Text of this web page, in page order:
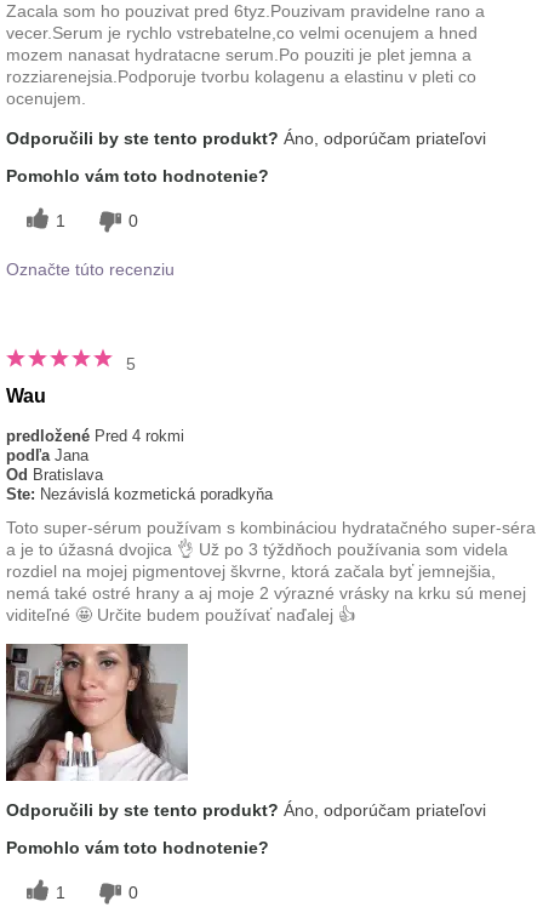
Zacala som ho pouzivat pred 6tyz.Pouzivam pravidelne rano a
vecer.Serum je rychlo vstrebatelne,co velmi ocenujem a hned
mozem nanasat hydratacne serum.Po pouziti je plet jemna a
rozziarenejsia.Podporuje tvorbu kolagenu a elastinu v pleti co
ocenujem.
Odporučili by ste tento produkt? Áno, odporúčam priateľovi
Pomohlo vám toto hodnotenie?
1 0
Označte túto recenziu
5
Wau
predložené Pred 4 rokmi
podľa Jana
Od Bratislava
Ste: Nezávislá kozmetická poradkyňa
Toto super-sérum používam s kombináciou hydratačného super-séra
a je to úžasná dvojica 👌 Už po 3 týždňoch používania som videla
rozdiel na mojej pigmentovej škvrne, ktorá začala byť jemnejšia,
nemá také ostré hrany a aj moje 2 výrazné vrásky na krku sú menej
viditeľné 🤩 Určite budem používať naďalej 👍
Odporučili by ste tento produkt? Áno, odporúčam priateľovi
Pomohlo vám toto hodnotenie?
1 0